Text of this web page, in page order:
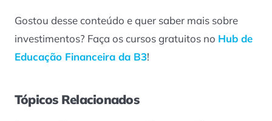
Gostou desse conteúdo e quer saber mais sobre
investimentos? Faça os cursos gratuitos no Hub de
Educação Financeira da B3!
Tópicos Relacionados